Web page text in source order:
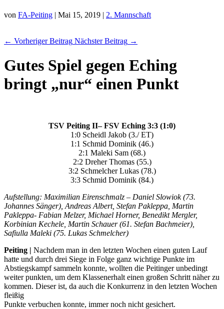
von FA-Peiting | Mai 15, 2019 | 2. Mannschaft
← Vorheriger Beitrag Nächster Beitrag →
Gutes Spiel gegen Eching
bringt „nur“ einen Punkt
TSV Peiting II– FSV Eching 3:3 (1:0)
1:0 Scheidl Jakob (3./ ET)
1:1 Schmid Dominik (46.)
2:1 Maleki Sam (68.)
2:2 Dreher Thomas (55.)
3:2 Schmelcher Lukas (78.)
3:3 Schmid Dominik (84.)
Aufstellung: Maximilian Eirenschmalz – Daniel Slowiok (73.
Johannes Sänger), Andreas Albert, Stefan Pakleppa, Martin
Pakleppa- Fabian Melzer, Michael Horner, Benedikt Mergler,
Korbinian Kechele, Martin Schauer (61. Stefan Bachmeier),
Safiulla Maleki (75. Lukas Schmelcher)
Peiting | Nachdem man in den letzten Wochen einen guten Lauf
hatte und durch drei Siege in Folge ganz wichtige Punkte im
Abstiegskampf sammeln konnte, wollten die Peitinger unbedingt
weiter punkten, um dem Klassenerhalt einen großen Schritt näher zu
kommen. Dieser ist, da auch die Konkurrenz in den letzten Wochen
fleißig
Punkte verbuchen konnte, immer noch nicht gesichert.